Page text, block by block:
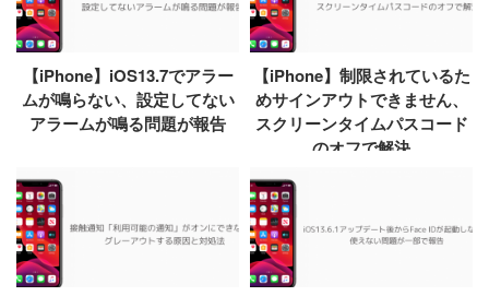
【iPhone】iOS13.7でアラー
ムが鳴らない、設定してない
アラームが鳴る問題が報告
【iPhone】制限されているた
めサインアウトできません、
スクリーンタイムパスコード
のオフで解決